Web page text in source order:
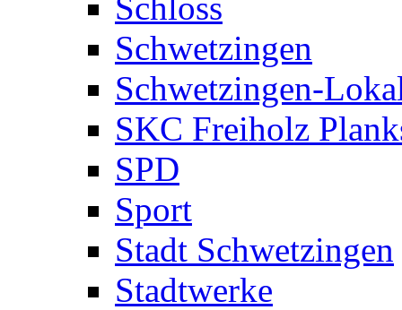
Schwetzingen
Schwetzingen-
SKC Freiholz
SPD
Sport
Stadt Schwetzingen
Stadtwerke